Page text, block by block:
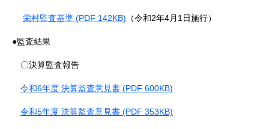
栄村監査基準 (PDF 142KB) （令和2年4月1日施行）
●監査結果
〇決算監査報告
令和6年度 決算監査意見書 (PDF 600KB)
令和5年度 決算監査意見書 (PDF 353KB)